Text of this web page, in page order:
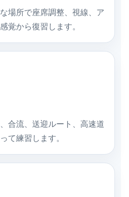
場所で座席調整、視線、ア
覚から復習します。
合流、送迎ルート、高速道
て練習します。